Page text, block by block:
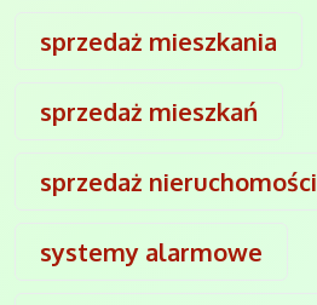
sprzedaż mieszkania
sprzedaż mieszkań
sprzedaż nieruchomości
systemy alarmowe